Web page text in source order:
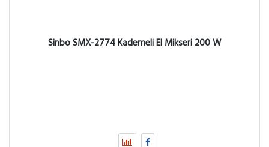
Sinbo SMX-2774 Kademeli El Mikseri 200 W